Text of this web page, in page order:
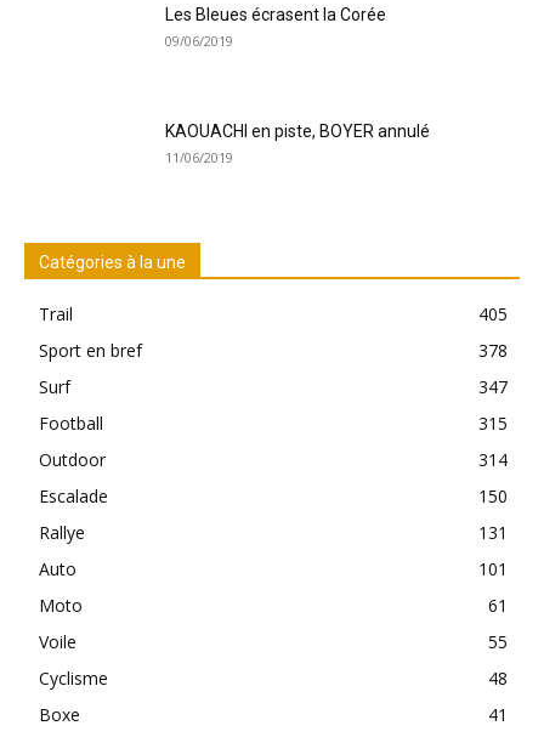
Les Bleues écrasent la Corée
09/06/2019
KAOUACHI en piste, BOYER annulé
11/06/2019
Catégories à la une
Trail
405
Sport en bref
378
Surf
347
Football
315
Outdoor
314
Escalade
150
Rallye
131
Auto
101
Moto
61
Voile
55
Cyclisme
48
Boxe
41